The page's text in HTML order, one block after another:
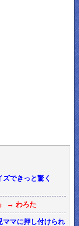
できっと驚く
→ わろた
ママに押し付けられ